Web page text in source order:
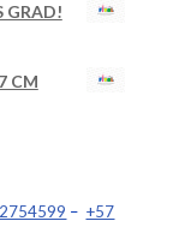
GRAD!
CM
– +57